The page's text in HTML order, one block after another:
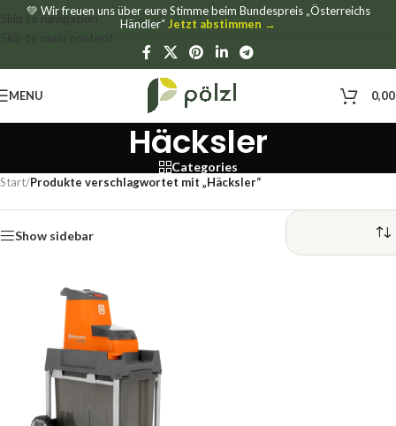
💚 Wir freuen uns über eure Stimme beim Bundespreis „Österreichs
Händler“ Jetzt abstimmen →
Skip to navigation
Skip to main content
MENU
Häcksler
Categories
Start/Produkte verschlagwortet mit „Häcksler“
Show sidebar